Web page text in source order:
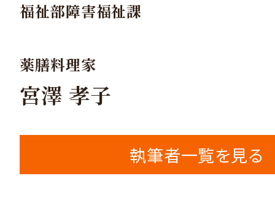
福祉部障害福祉課
薬膳料理家
宮澤 孝子
執筆者一覧を見る